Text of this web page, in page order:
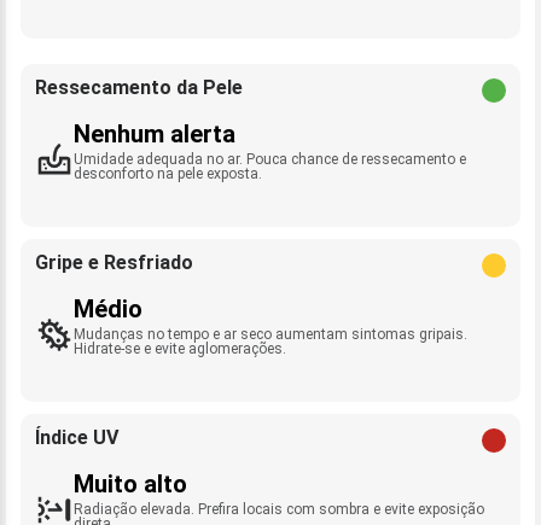
Ressecamento da Pele
Nenhum alerta
Umidade adequada no ar. Pouca chance de ressecamento e
desconforto na pele exposta.
Gripe e Resfriado
Médio
Mudanças no tempo e ar seco aumentam sintomas gripais.
Hidrate-se e evite aglomerações.
Índice UV
Muito alto
Radiação elevada. Prefira locais com sombra e evite exposição